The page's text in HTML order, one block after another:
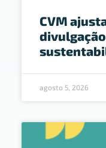
CVM
agosto 5, 2026